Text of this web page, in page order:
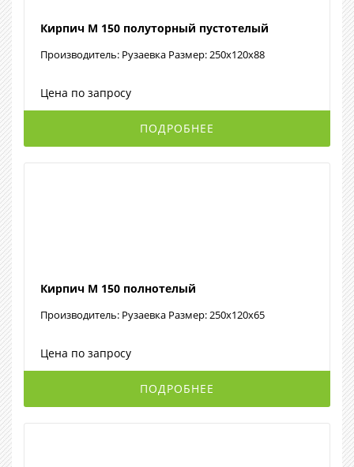
Кирпич М 150 полуторный пустотелый
Производитель: Рузаевка Размер: 250x120x88
Цена по запросу
ПОДРОБНЕЕ
Кирпич М 150 полнотелый
Производитель: Рузаевка Размер: 250x120x65
Цена по запросу
ПОДРОБНЕЕ